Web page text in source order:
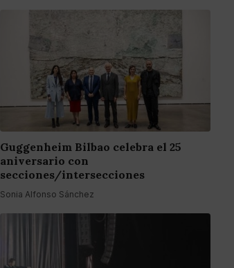
Guggenheim Bilbao celebra el 25
aniversario con
secciones/intersecciones
Sonia Alfonso Sánchez